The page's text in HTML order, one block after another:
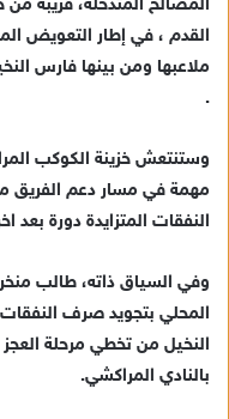
ي
د
ا
ك
ر
ن
المصالح المتدخلة، قريبة
القدم ، في إطار التعويض
ملاعبها ومن بينها فارس
.
مهمة في مسار دعم الفريق
النفقات المتزايدة دورة بعد
وفي السياق ذاته، طالب
المحلي بتجويد صرف
النخيل من تخطي مرحلة العجز
بالنادي المراكشي.